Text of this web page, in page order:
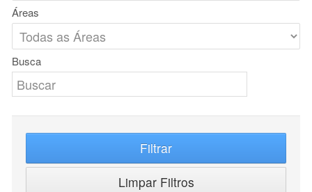
Áreas
Busca
Filtrar
Limpar Filtros